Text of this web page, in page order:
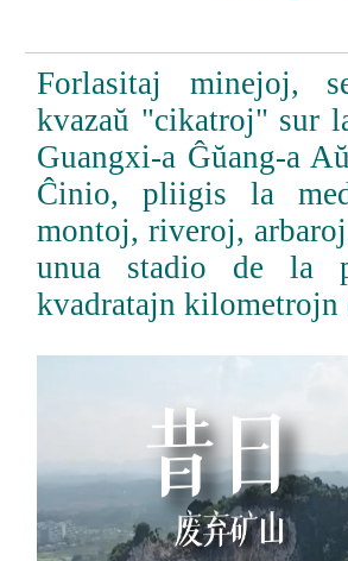
Forlasitaj minejoj,
kvazaŭ "cikatroj" sur
Guangxi-a Ĝŭang-a
Ĉinio, pliigis la
montoj, riveroj,
unua stadio de la
kvadratajn